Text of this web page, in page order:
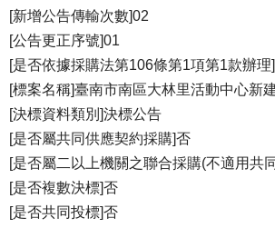
[新增公告傳輸次數]02
[公告更正序號]01
[是否依據採購法第106條第1項第1款辦理
[標案名稱]臺南市南區大林里活動中心新
[決標資料類別]決標公告
[是否屬共同供應契約採購]否
[是否屬二以上機關之聯合採購(不適用共
[是否複數決標]否
[是否共同投標]否